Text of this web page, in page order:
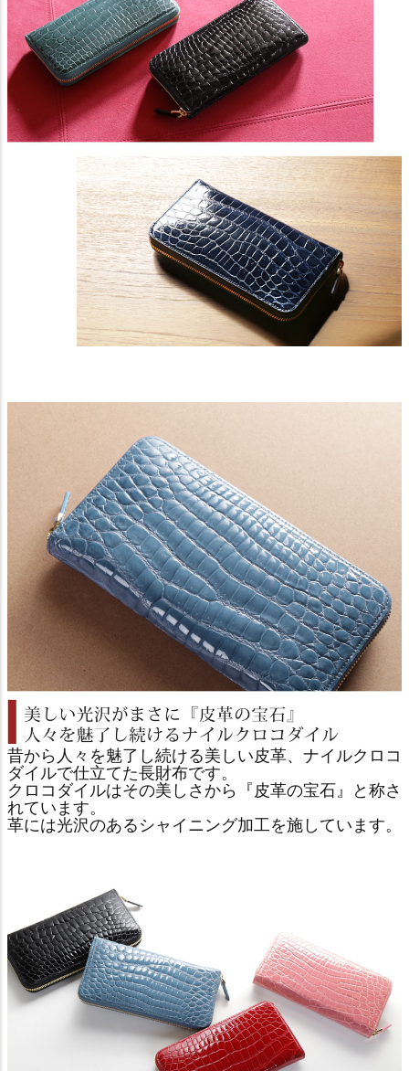
昔から人々を魅了し続ける美しい皮革、ナイルクロコ
ダイルで仕立てた長財布です。
クロコダイルはその美しさから『皮革の宝石』と称さ
れています。
革には光沢のあるシャイニング加工を施しています。